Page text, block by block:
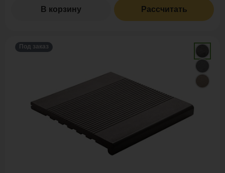
В корзину Рассчитать
Под заказ